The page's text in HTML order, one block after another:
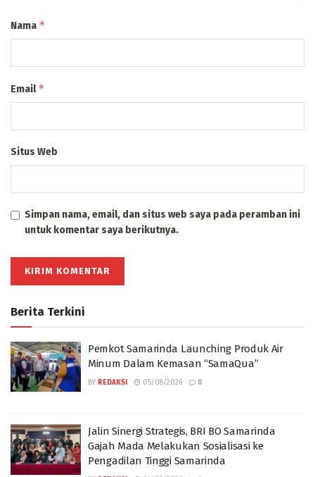
Nama *
Email*
Situs Web
Simpan nama, email, dan situs web saya pada peramban ini
untuk komentar saya berikutnya.
Berita Terkini
Pemkot Samarinda Launching Produk Air
Minum Dalam Kemasan “SamaQua”
BY REDAKSI 05/08/2026 0
Jalin Sinergi Strategis, BRI BO Samarinda
Gajah Mada Melakukan Sosialisasi ke
Pengadilan Tinggi Samarinda